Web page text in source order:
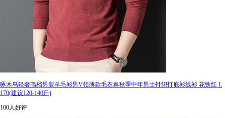
啄木鸟轻奢高档男装羊毛衫男V领薄款毛衣春秋季中年男士针织打底衫线衫 花铁红 L
170(建议120-140斤)
100人好评